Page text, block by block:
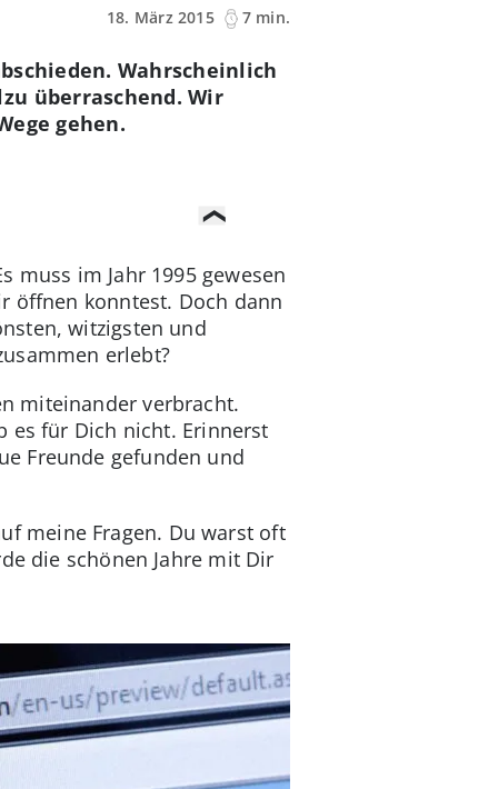
18. März 2015
7 min.
Wahrscheinlich
überraschend. Wir
gehen.
muss im Jahr 1995 gewesen
öffnen konntest. Doch dann
witzigsten und
erlebt?
miteinander verbracht.
es für Dich nicht. Erinnerst
Freunde gefunden und
meine Fragen. Du warst oft
die schönen Jahre mit Dir